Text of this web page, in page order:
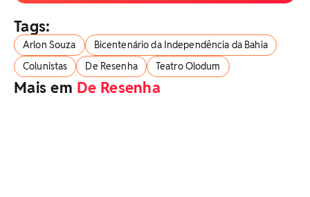
Tags:
Arlon Souza
Bicentenário da Independência da Bahia
Colunistas
De Resenha Teatro Olodum
Mais em De Resenha